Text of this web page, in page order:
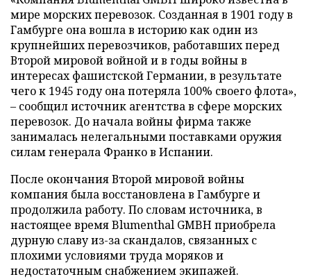
мире морских перевозок. Созданная в 1901 году в
Гамбурге она вошла в историю как один из
крупнейших перевозчиков, работавших перед
Второй мировой войной и в годы войны в
интересах фашистской Германии, в результате
чего к 1945 году она потеряла 100% своего флота»,
– сообщил источник агентства в сфере морских
перевозок. До начала войны фирма также
занималась нелегальными поставками оружия
силам генерала Франко в Испании.
После окончания Второй мировой войны
компания была восстановлена в Гамбурге и
продолжила работу. По словам источника, в
настоящее время Blumenthal GMBH приобрела
дурную славу из-за скандалов, связанных с
плохими условиями труда моряков и
недостаточным снабжением экипажей.